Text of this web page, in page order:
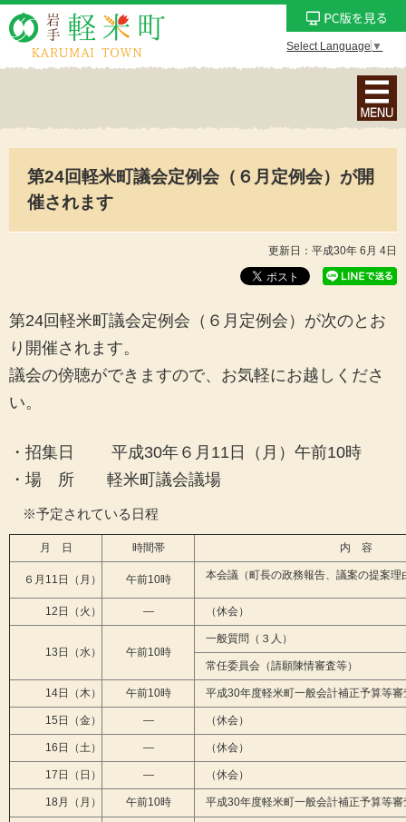
Select Language ▼
ナ
ビ
シ
メ
ニ
ュ
ー
示
第24回軽米町議会定例会（６月定例会）が開
催されます
更新日：平成30年 6月 4日
第24回軽米町議会定例会（６月定例会）が次のとお
り開催されます。
議会の傍聴ができますので、お気軽にお越しくださ
い。
・招集日 平成30年６月11日（月）午前10時
・場 所 軽米町議会議場
※予定されている日程
月 日 時間帯 内 容
６月11日（月） 午前10時 本会議（町長の政務報告、議案の提案理
12日（火） ― （休会）
13日（水） 午前10時
一般質問（３人）
常任委員会（請願陳情審査等）
14日（木） 午前10時 平成30年度軽米町一般会計補正予算等審
15日（金） ― （休会）
16日（土） ― （休会）
17日（日） ― （休会）
18月（月） 午前10時 平成30年度軽米町一般会計補正予算等審